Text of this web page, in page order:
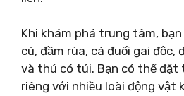
Khi khám phá trung tâm,
cú, đầm rùa, cá đuối gai độc,
và thú có túi. Bạn có thể đặt
riêng với nhiều loài động vật